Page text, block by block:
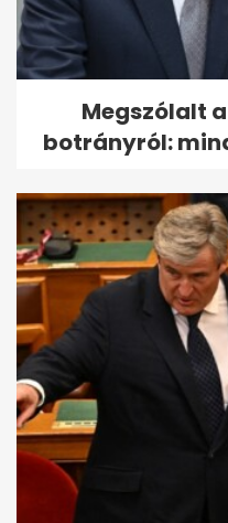
Megszólalt
botrányról: